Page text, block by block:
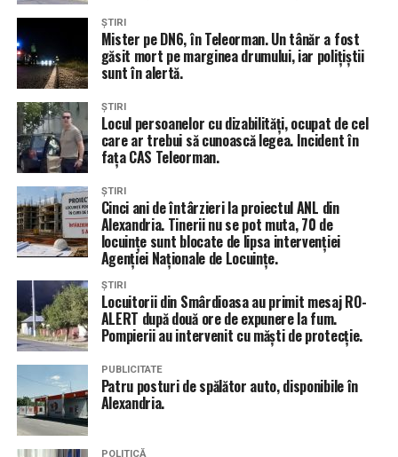
ȘTIRI
Mister pe DN6, în Teleorman. Un tânăr a fost
găsit mort pe marginea drumului, iar polițiștii
sunt în alertă.
ȘTIRI
Locul persoanelor cu dizabilități, ocupat de cel
care ar trebui să cunoască legea. Incident în
fața CAS Teleorman.
ȘTIRI
Cinci ani de întârzieri la proiectul ANL din
Alexandria. Tinerii nu se pot muta, 70 de
locuințe sunt blocate de lipsa intervenției
Agenției Naționale de Locuințe.
ȘTIRI
Locuitorii din Smârdioasa au primit mesaj RO-
ALERT după două ore de expunere la fum.
Pompierii au intervenit cu măști de protecție.
PUBLICITATE
Patru posturi de spălător auto, disponibile în
Alexandria.
POLITICĂ